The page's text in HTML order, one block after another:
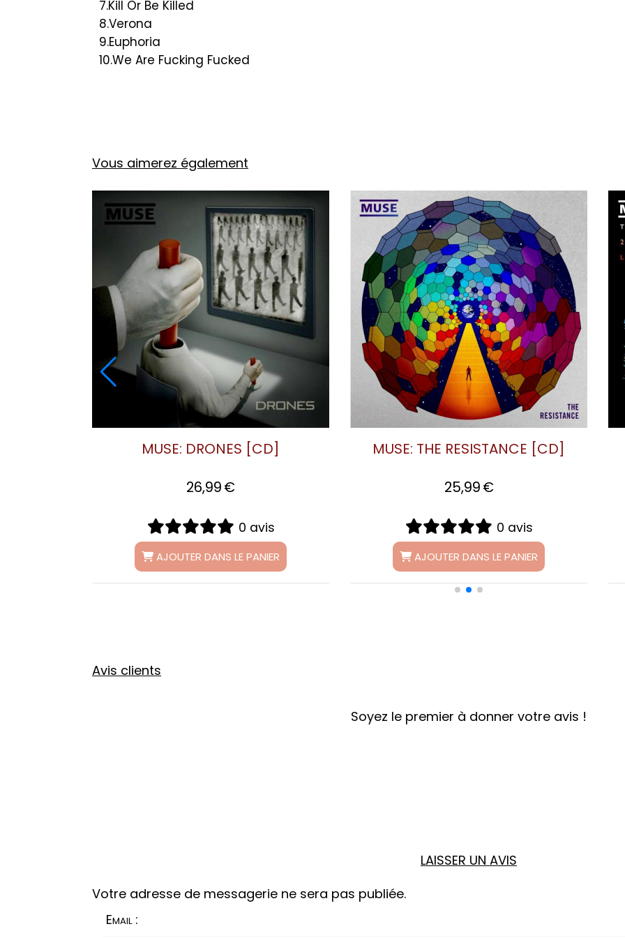
7.Kill Or Be Killed
8.Verona
9.Euphoria
10.We Are Fucking Fucked
Vous aimerez également
MUSE: THE 2ND LAW [CD]
0 avis
AJOUTER DANS LE PANIER
MUSE: DRONES [CD]
0 avis
AJOUTER DANS LE PANIER
MUSE: THE
Avis clients
Soyez le premier à donner votre avis !
LAISSER UN AVIS
Votre adresse de messagerie ne sera pas publiée.
Email :